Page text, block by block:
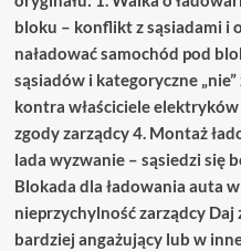
bloku – konflikt z sąsiadami i
naładować samochód pod
sąsiadów i kategoryczne
kontra właściciele
zgody zarządcy 4. Montaż
lada wyzwanie – sąsiedzi się
Blokada dla ładowania auta
nieprzychylność zarządcy Daj
bardziej angażujący lub w